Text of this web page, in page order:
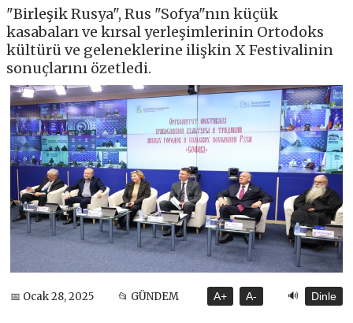
"Birleşik Rusya", Rus "Sofya"nın küçük
kasabaları ve kırsal yerleşimlerinin Ortodoks
kültürü ve geleneklerine ilişkin X Festivalinin
sonuçlarını özetledi.
📅 Ocak 28, 2025 📂 GÜNDEM A+ A- 🔊 Dinle